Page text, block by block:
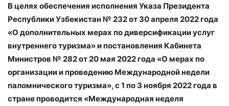
В целях обеспечения исполнения Указа Президента
Республики Узбекистан № 232 от 30 апреля 2022 года
«О дополнительных мерах по диверсификации услуг
внутреннего туризма» и постановления Кабинета
Министров № 282 от 20 мая 2022 года «О мерах по
организации и проведению Международной недели
паломнического туризма», с 1 по 3 ноября 2022 года в
стране проводится «Международная неделя